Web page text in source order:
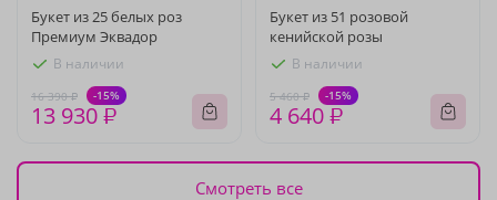
Букет из 25 белых роз
Премиум Эквадор
В наличии
16 390 ₽ -15%
13 930 ₽
Букет из 51 розовой
кенийской розы
В наличии
5 460 ₽ -15%
4 640 ₽
Смотреть все